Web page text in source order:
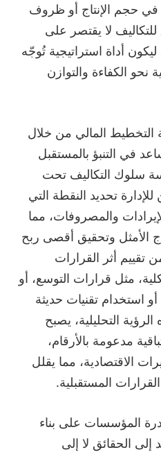
في حجم الإنتاج أو ظروف
لا يقتصر على
أداة استراتيجية تُوجّه
نحو الكفاءة والتوازن
التخطيط المالي من خلال
في التنبؤ بالمستقبل
سلوك التكاليف تحت
تحديد النقطة التي
والمصروفات، مما
الأمثل وتحقيق أقصى ربح
تقييم أثر القرارات
مثل قرارات التوسع، أو
استخدام تقنيات حديثة
التحليلية، يصبح
مدعومة بالأرقام،
الاقتصادية، مما يقلل
المستقبلية.
المؤسسات على بناء
الحقائق لا إلى